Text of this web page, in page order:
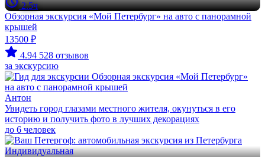
2.5ч
Обзорная экскурсия «Мой Петербург» на авто с панорамной
крышей
13500 ₽
4.94 528 отзывов
за экскурсию
Антон
Увидеть город глазами местного жителя, окунуться в его
историю и получить фото в лучших декорациях
до 6 человек
Индивидуальная